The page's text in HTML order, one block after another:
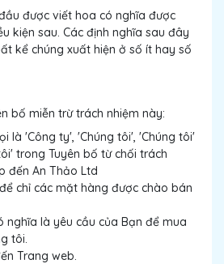
được viết hoa có nghĩa được
kiện sau. Các định nghĩa sau đây
kể chúng xuất hiện ở số ít hay số
bố miễn trừ trách nhiệm này:
là 'Công ty', 'Chúng tôi', 'Chúng tôi'
trong Tuyên bố từ chối trách
đến An Thảo Ltd
chỉ các mặt hàng được chào bán
nghĩa là yêu cầu của Bạn để mua
tôi.
Trang web.